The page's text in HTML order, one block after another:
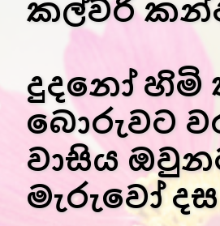
කල්වරි
දුදනෝ හිමි
බොරුවට
වාසිය
මැරුවෝ දස